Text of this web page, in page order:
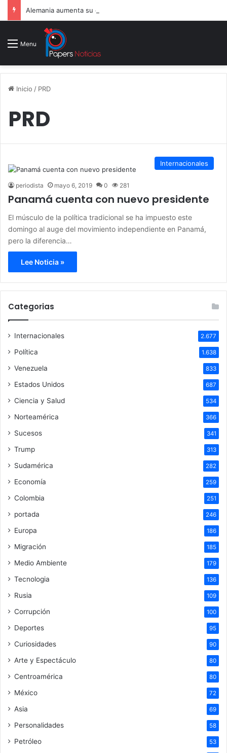
Menu
Inicio / PRD
PRD
Internacionales
periodista mayo 6, 2019 0 281
Panamá cuenta con nuevo presidente
El músculo de la política tradicional se ha impuesto este
domingo al auge del movimiento independiente en Panamá,
pero la diferencia…
Lee Noticia »
Categorias
Internacionales 2.677
Política 1.638
Venezuela 833
Estados Unidos 687
Ciencia y Salud 534
Norteamérica 366
Sucesos 341
Trump 313
Sudamérica 282
Economía 259
Colombia 251
portada 246
Europa 186
Migración 185
Medio Ambiente 179
Tecnologia 136
Rusia 109
Corrupción 100
Deportes 95
Curiosidades 90
Arte y Espectáculo 80
Centroamérica 80
México 72
Asia 69
Personalidades 58
Petróleo 53